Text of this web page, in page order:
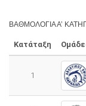
ΒΑΘΜΟΛΟΓΊΑ Α’
Κατάταξη
1